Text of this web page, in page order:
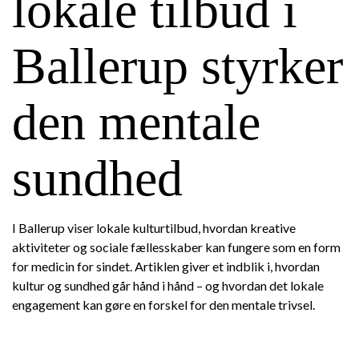
Ballerup styrker
den mentale
sundhed
I Ballerup viser lokale kulturtilbud, hvordan kreative
aktiviteter og sociale fællesskaber kan fungere som en form
for medicin for sindet. Artiklen giver et indblik i, hvordan
kultur og sundhed går hånd i hånd – og hvordan det lokale
engagement kan gøre en forskel for den mentale trivsel.